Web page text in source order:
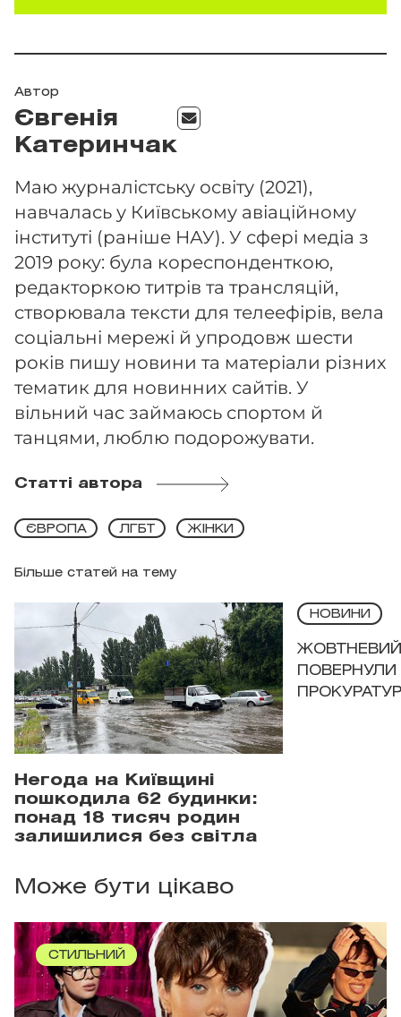
Автор
Євгенія
Катеринчак
Маю журналістську освіту (2021),
навчалась у Київському авіаційному
інституті (раніше НАУ). У сфері медіа з
2019 року: була кореспонденткою,
редакторкою титрів та трансляцій,
створювала тексти для телеефірів, вела
соціальні мережі й упродовж шести
років пишу новини та матеріали різних
тематик для новинних сайтів. У
вільний час займаюсь спортом й
танцями, люблю подорожувати.
Статті автора
Більше статей на тему
ЄВРОПА ЛГБТ ЖІНКИ
Негода на Київщині
пошкодила 62 будинки:
понад 18 тисяч родин
залишилися без світла
НОВИНИ
ЖОВТНЕВИЙ
ПОВЕРНУЛИ
Може бути цікаво
СТИЛЬНИЙ